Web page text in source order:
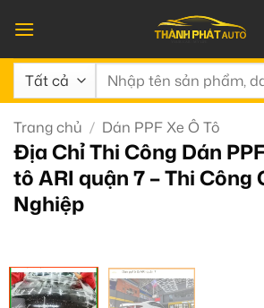
qua
nội
dung
Tìm
Trang chủ / Dán PPF Xe Ô Tô
Địa Chỉ Thi Công Dán
tô ARI quận 7 – Thi Công
Nghiệp